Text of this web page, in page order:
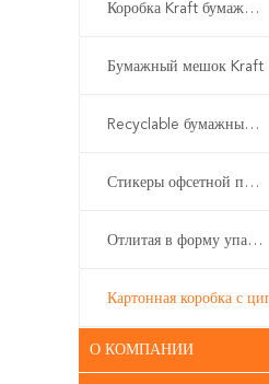
Коробка Kraft бумажная упаковывая
Бумажный мешок Kraft
Recyclable бумажные сумки подарка
Стикеры офсетной печати
Отлитая в форму упаковка пульпы
О КОМПАНИИ